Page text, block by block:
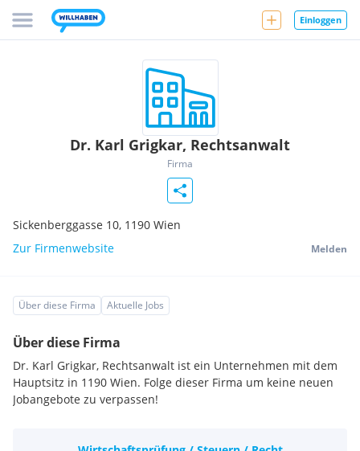
Einloggen
Dr. Karl Grigkar, Rechtsanwalt
Firma
Sickenberggasse 10, 1190 Wien
Zur Firmenwebsite
Melden
Über diese Firma Aktuelle Jobs
Über diese Firma
Dr. Karl Grigkar, Rechtsanwalt ist ein Unternehmen mit dem
Hauptsitz in 1190 Wien. Folge dieser Firma um keine neuen
Jobangebote zu verpassen!